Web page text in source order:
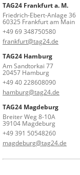
TAG24 Frankfurt a. M.
Friedrich-Ebert-Anlage 36
60325 Frankfurt am Main
+49 69 348750580
frankfurt@tag24.de
TAG24 Hamburg
Am Sandtorkai 77
20457 Hamburg
+49 40 228608090
hamburg@tag24.de
TAG24 Magdeburg
Breiter Weg 8-10A
39104 Magdeburg
+49 391 50548260
magdeburg@tag24.de